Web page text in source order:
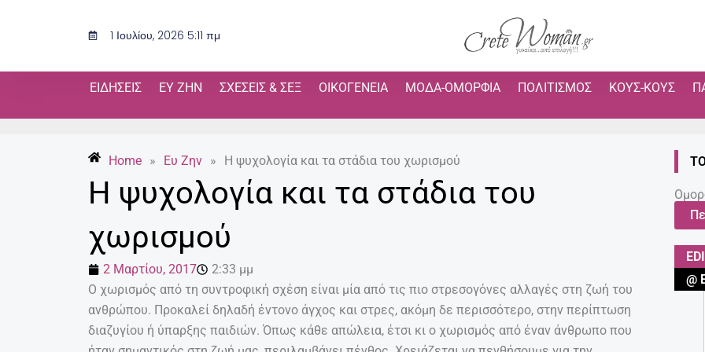
1 Ιουλίου, 2026 5:11 πμ
ΕΙΔΉΣΕΙΣ ΕΥ ΖΗΝ ΣΧΈΣΕΙΣ & ΣΕΞ ΟΙΚΟΓΈΝΕΙΑ ΜΌΔΑ-ΟΜΟΡΦΙΆ ΠΟΛΙΤΙΣΜΌΣ ΚΟΥΣ-ΚΟΥΣ
Home » Ευ Ζην » Η ψυχολογία και τα στάδια του χωρισμού
Η ψυχολογία και τα στάδια του
χωρισμού
2 Μαρτίου, 2017
2:33 μμ
Ο χωρισμός από τη συντροφική σχέση είναι μία από τις πιο στρεσογόνες αλλαγές στη ζωή του
ανθρώπου. Προκαλεί δηλαδή έντονο άγχος και στρες, ακόμη δε περισσότερο, στην περίπτωση
διαζυγίου ή ύπαρξης παιδιών. Όπως κάθε απώλεια, έτσι κι ο χωρισμός από έναν άνθρωπο που
@